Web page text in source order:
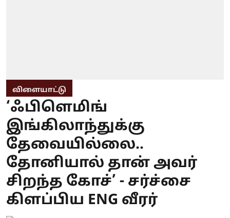
விளையாட்டு
‘ஃபிளெமிங்
இங்கிலாந்துக்கு
தேவையில்லை..
தோனியால் தான் அவர்
சிறந்த கோச்’ - சர்ச்சை
கிளப்பிய ENG வீரர்